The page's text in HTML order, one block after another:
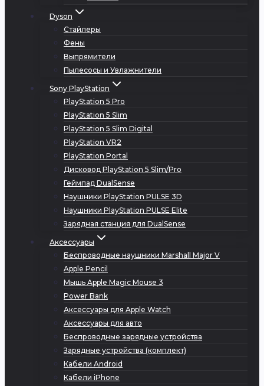
Dyson
Стайлеры
Фены
Выпрямители
Пылесосы и Увлажнители
Sony PlayStation
PlayStation 5 Pro
PlayStation 5 Slim
PlayStation 5 Slim Digital
PlayStation VR2
PlayStation Portal
Дисковод PlayStation 5 Slim/Pro
Геймпад DualSense
Наушники PlayStation PULSE 3D
Наушники PlayStation PULSE Elite
Зарядная станция для DualSense
Аксессуары
Беспроводные наушники Marshall Major V
Apple Pencil
Мышь Apple Magic Mouse 3
Power Bank
Аксессуары для Apple Watch
Аксессуары для авто
Беспроводные зарядные устройства
Зарядные устройства (комплект)
Кабели Android
Кабели iPhone